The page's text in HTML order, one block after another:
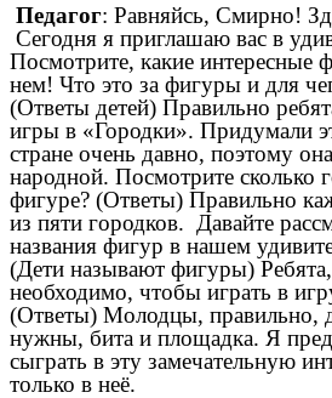
Педагог: Равняйсь, Смирно!
Сегодня я приглашаю вас в
Посмотрите, какие интересные
нем! Что это за фигуры и для
(Ответы детей) Правильно
игры в «Городки». Придумали
стране очень давно, поэтому
народной. Посмотрите сколько
фигуре? (Ответы) Правильно
из пяти городков. Давайте
названия фигур в нашем
(Дети называют фигуры)
необходимо, чтобы играть в
(Ответы) Молодцы, правильно,
нужны, бита и площадка. Я
сыграть в эту замечательную
только в неё.